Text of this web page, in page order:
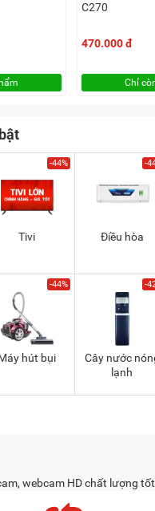
C270
470.000 đ
Chỉ
-44%
Tivi
-
Điều hòa
-44%
hút bụi
-
Cây nước
lạnh
webcam HD chất lượng